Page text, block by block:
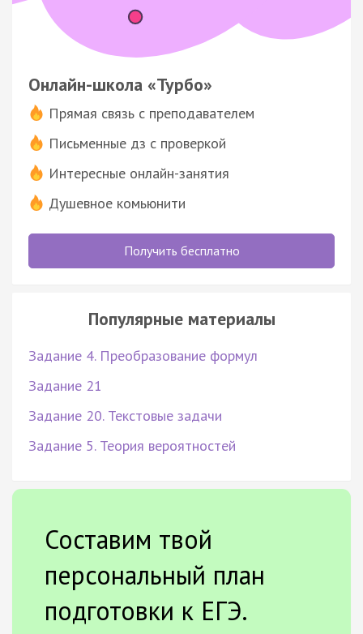
Онлайн-школа «Турбо»
Прямая связь с преподавателем
Письменные дз с проверкой
Интересные онлайн-занятия
Душевное комьюнити
Получить бесплатно
Популярные материалы
Задание 4. Преобразование формул
Задание 21
Задание 20. Текстовые задачи
Задание 5. Теория вероятностей
Составим твой
персональный план
подготовки к ЕГЭ.